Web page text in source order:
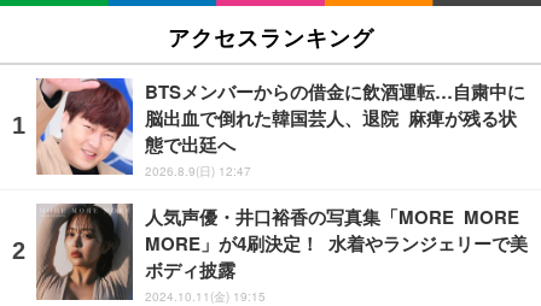
アクセスランキング
BTSメンバーからの借金に飲酒運転…自粛中に
脳出血で倒れた韓国芸人、退院 麻痺が残る状
態で出廷へ
2026.8.9(日) 12:47
人気声優・井口裕香の写真集「MORE MORE
MORE」が4刷決定！ 水着やランジェリーで美
ボディ披露
2024.10.11(金) 19:15